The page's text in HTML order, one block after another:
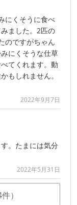
にくそうに食べ
ました。2匹の
のですがちゃん
にくそうな仕草
てくれます。動
もしれません。
2022年9月7日
。たまには気分
2022年5月31日
）